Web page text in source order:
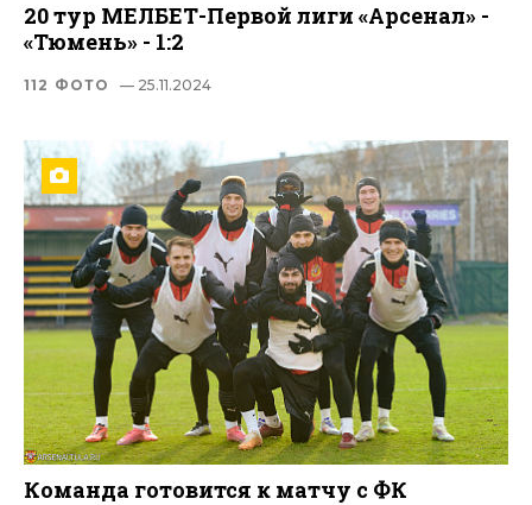
20 тур МЕЛБЕТ-Первой лиги «Арсенал» -
«Тюмень» - 1:2
112 ФОТО — 25.11.2024
Команда готовится к матчу с ФК